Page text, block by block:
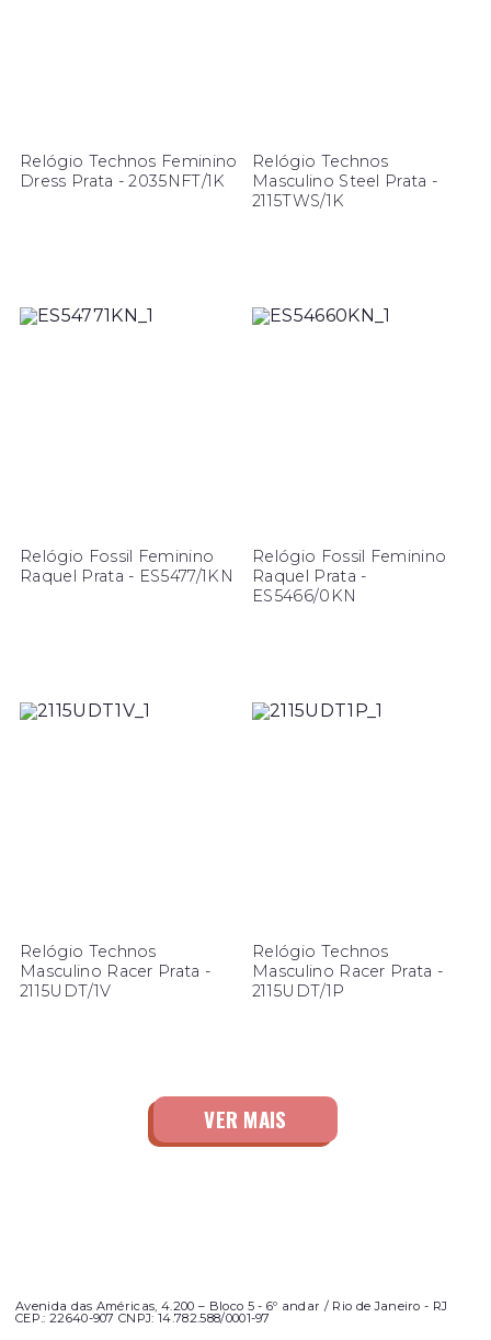
Relógio Technos Feminino
Dress Prata - 2035NFT/1K
Relógio Technos
Masculino Steel Prata -
2115TWS/1K
Relógio Fossil Feminino
Raquel Prata - ES5477/1KN
Relógio Fossil Feminino
Raquel Prata -
ES5466/0KN
Relógio Technos
Masculino Racer Prata -
2115UDT/1V
Relógio Technos
Masculino Racer Prata -
2115UDT/1P
Avenida das Américas, 4.200 – Bloco 5 - 6º andar / Rio de Janeiro - RJ
CEP.: 22640-907 CNPJ: 14.782.588/0001-97